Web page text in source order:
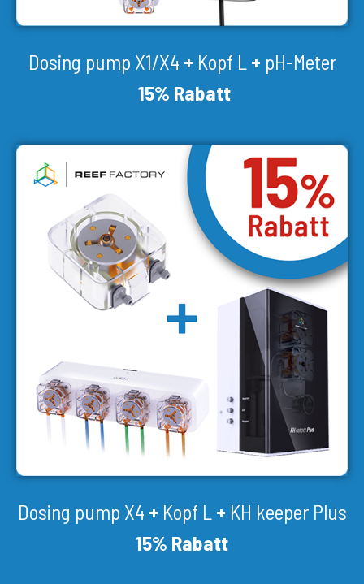
Dosing pump X1/X4 + Kopf L + pH-Meter
15% Rabatt
Dosing pump X4 + Kopf L + KH keeper Plus
15% Rabatt